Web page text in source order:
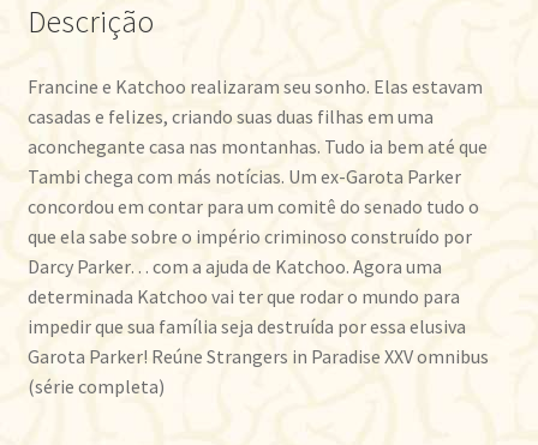
Descrição
Francine e Katchoo realizaram seu sonho. Elas estavam
casadas e felizes, criando suas duas filhas em uma
aconchegante casa nas montanhas. Tudo ia bem até que
Tambi chega com más notícias. Um ex-Garota Parker
concordou em contar para um comitê do senado tudo o
que ela sabe sobre o império criminoso construído por
Darcy Parker… com a ajuda de Katchoo. Agora uma
determinada Katchoo vai ter que rodar o mundo para
impedir que sua família seja destruída por essa elusiva
Garota Parker! Reúne Strangers in Paradise XXV omnibus
(série completa)